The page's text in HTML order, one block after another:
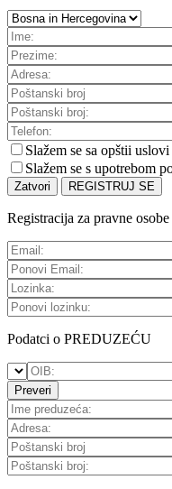
Slažem se sa opštii uslovi
Slažem se s upotrebom
Zatvori REGISTRUJ SE
Registracija za pravne osobe
Podatci o PREDUZEĆU
Preveri